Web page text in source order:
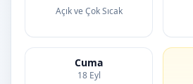
Açık ve Çok Sıcak
Cuma
18 Eyl